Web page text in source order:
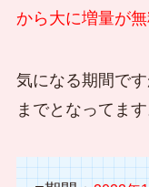
から大に増量が
気になる期間です
までとなってます